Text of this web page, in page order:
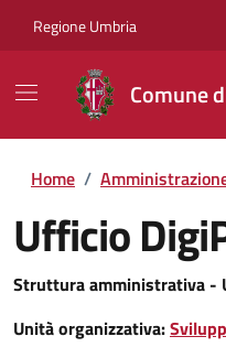
Regione Umbria
Comune
Home /
Ufficio
Struttura amministrativa -
Unità organizzativa: